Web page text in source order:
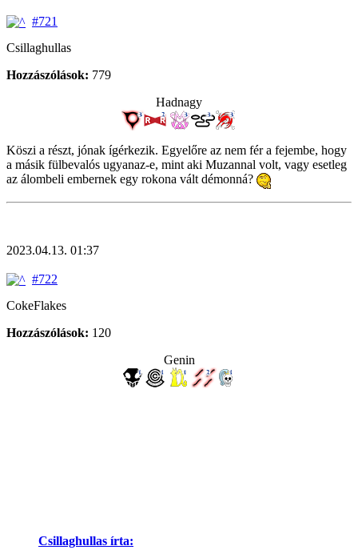
#721
Csillaghullas
Hozzászólások: 779
Hadnagy
Köszi a részt, jónak ígérkezik. Egyelőre az nem fér a fejembe, hogy
a másik fülbevalós ugyanaz-e, mint aki Muzannal volt, vagy esetleg
az álombeli embernek egy rokona vált démonná?
2023.04.13. 01:37
#722
CokeFlakes
Hozzászólások: 120
Genin
Csillaghullas írta: